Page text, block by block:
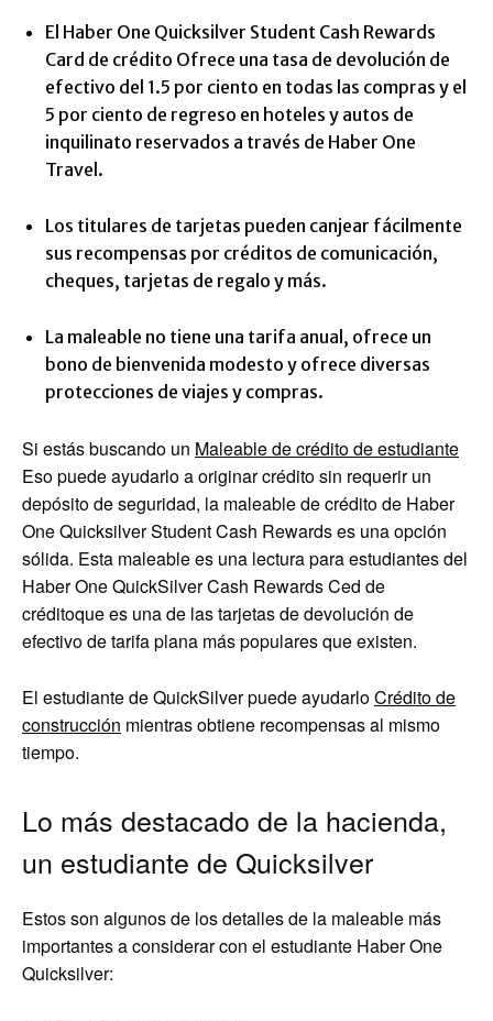
El Haber One Quicksilver Student Cash Rewards
Card de crédito Ofrece una tasa de devolución de
efectivo del 1.5 por ciento en todas las compras y el
5 por ciento de regreso en hoteles y autos de
inquilinato reservados a través de Haber One
Travel.
Los titulares de tarjetas pueden canjear fácilmente
sus recompensas por créditos de comunicación,
cheques, tarjetas de regalo y más.
La maleable no tiene una tarifa anual, ofrece un
bono de bienvenida modesto y ofrece diversas
protecciones de viajes y compras.
Si estás buscando un Maleable de crédito de estudiante
Eso puede ayudarlo a originar crédito sin requerir un
depósito de seguridad, la maleable de crédito de Haber
One Quicksilver Student Cash Rewards es una opción
sólida. Esta maleable es una lectura para estudiantes del
Haber One QuickSilver Cash Rewards Ced de
créditoque es una de las tarjetas de devolución de
efectivo de tarifa plana más populares que existen.
El estudiante de QuickSilver puede ayudarloCrédito de
construcción mientras obtiene recompensas al mismo
tiempo.
Lo más destacado de la hacienda,
un estudiante de Quicksilver
Estos son algunos de los detalles de la maleable más
importantes a considerar con el estudiante Haber One
Quicksilver: